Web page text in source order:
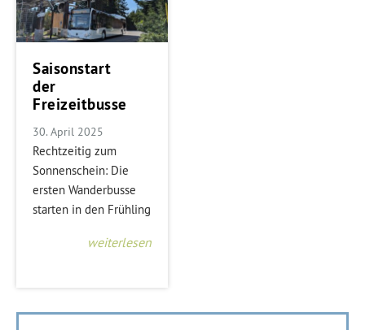
Saisonstart
der
Freizeitbusse
30. April 2025
Rechtzeitig zum
Sonnenschein: Die
ersten Wanderbusse
starten in den Frühling
weiterlesen